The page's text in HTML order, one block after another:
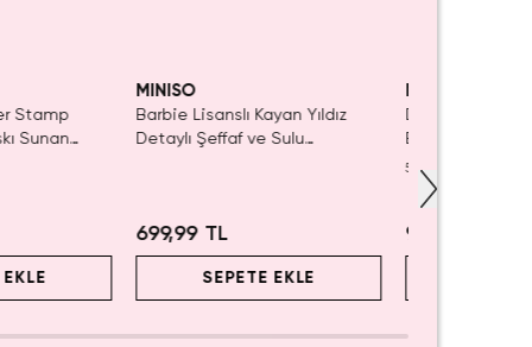
Stamp
Sunan
EKLE
MINISO
Barbie Lisanslı Kayan Yıldız
Detaylı Şeffaf ve Sulu
699,99 TL
SEPETE EKLE
Disney Lisanslı
Blind Box –
Eğlenceli
5.0
999,99 TL